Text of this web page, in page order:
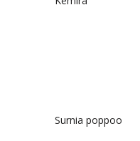
Surnia poppoo